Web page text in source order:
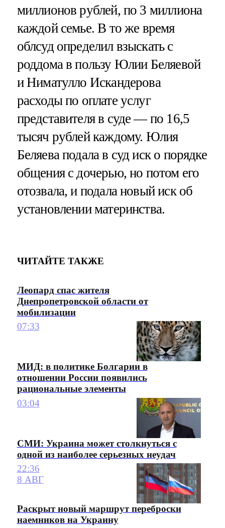
миллионов рублей, по 3 миллиона
каждой семье. В то же время
облсуд определил взыскать с
роддома в пользу Юлии Беляевой
и Ниматулло Искандерова
расходы по оплате услуг
представителя в суде — по 16,5
тысяч рублей каждому. Юлия
Беляева подала в суд иск о порядке
общения с дочерью, но потом его
отозвала, и подала новый иск об
установлении материнства.
ЧИТАЙТЕ ТАКЖЕ
Леопард спас жителя
Днепропетровской области от
мобилизации
07:33
МИД: в политике Болгарии в
отношении России появились
рациональные элементы
03:04
СМИ: Украина может столкнуться с
одной из наиболее серьезных неудач
22:36
8 АВГ
Раскрыт новый маршрут переброски
наемников на Украину